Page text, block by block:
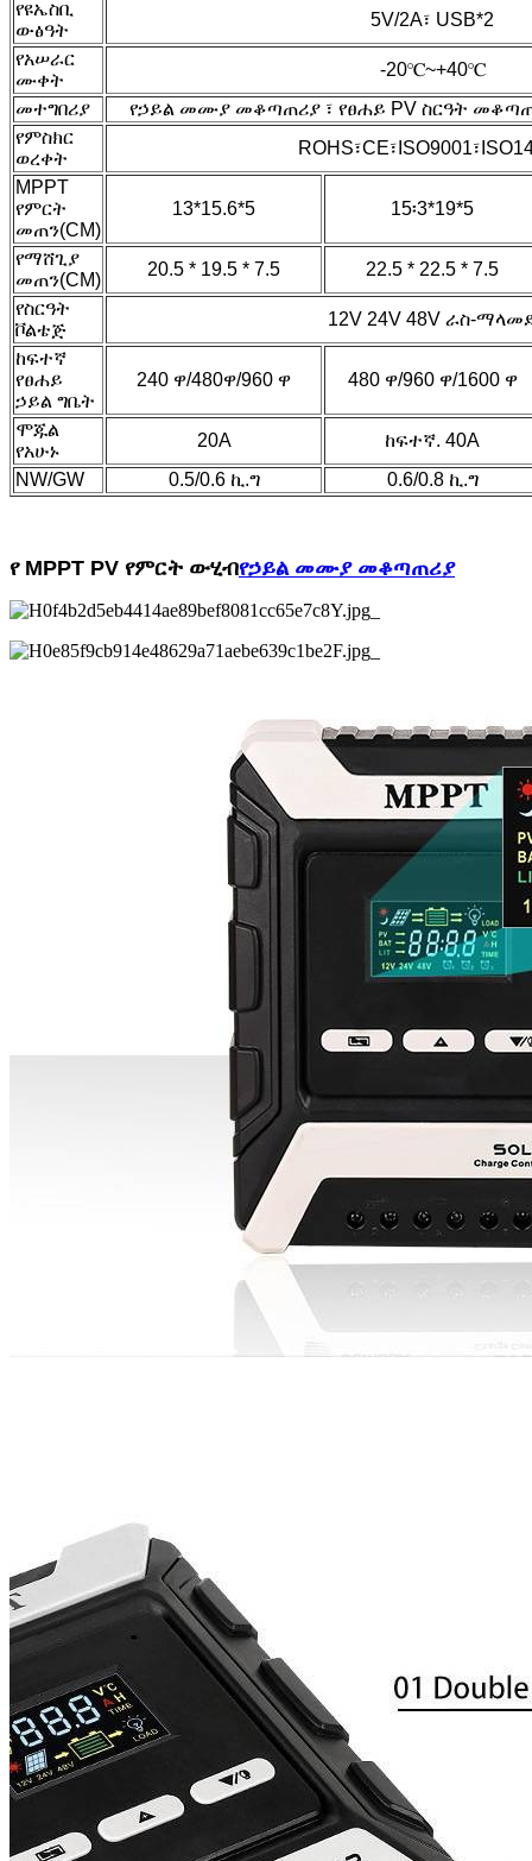
የዩኤስቢ
ውፅዓት
5V/2A፣ USB*2
የአሠራር
ሙቀት
-20℃~+40℃
መተግበሪያ
የኃይል መሙያ መቆጣጠሪያ ፣ የፀሐይ PV ስርዓት
የምስክር
ወረቀት
MPPT
የምርት
መጠን(CM)
13*15.6*5 15፡3*19*5
የማሸጊያ
መጠን(CM)
20.5 * 19.5 * 7.5
22.5 * 22.5 * 7.5
የስርዓት
ቮልቴጅ
12V 24V 48V ራስ-
ከፍተኛ
የፀሐይ
ኃይል ግቤት
240 ዋ/480ዋ/960 ዋ 480 ዋ/960 ዋ/1600 ዋ
ሞጁል
የአሁኑ
20A
ከፍተኛ. 40A
NW/GW
0.5/0.6 ኪ.ግ 0.6/0.8 ኪ.ግ
የ MPPT PV የምርት ውሂብየኃይል መሙያ መቆጣጠሪያ